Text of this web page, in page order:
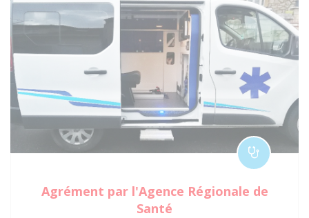
Agrément par l'Agence Régionale de
Santé